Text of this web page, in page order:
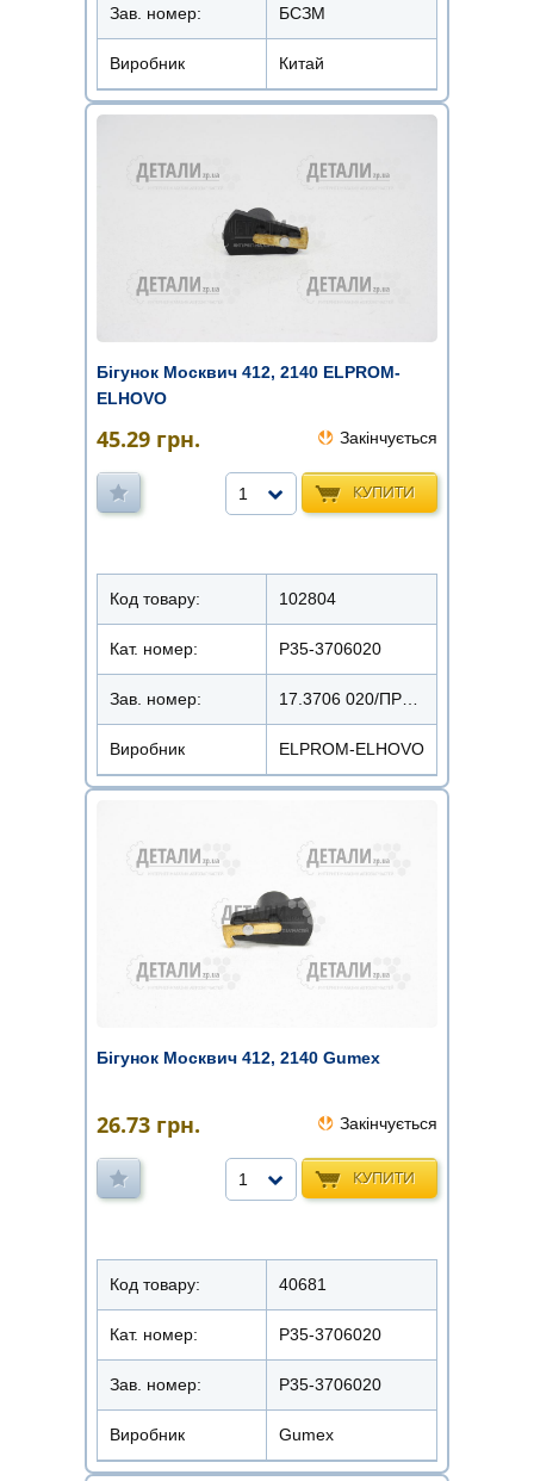
Зав. номер: БСЗМ
Виробник Китай
Бігунок Москвич 412, 2140 ELPROM-
ELHOVO
45.29 грн. Закінчується
КУПИТИ
1
Код товару: 102804
Кат. номер: Р35-3706020
Зав. номер:
Виробник ELPROM-ELHOVO
Бігунок Москвич 412, 2140 Gumex
26.73 грн. Закінчується
КУПИТИ
1
Код товару: 40681
Кат. номер: Р35-3706020
Зав. номер: P35-3706020
Виробник Gumex